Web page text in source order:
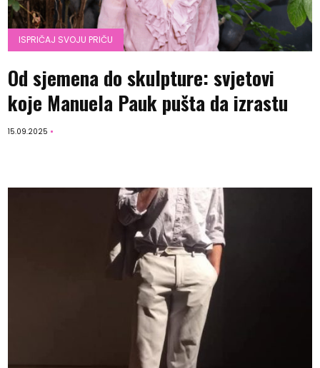
ISPRIČAJ SVOJU PRIČU
Od sjemena do skulpture: svjetovi
koje Manuela Pauk pušta da izrastu
15.09.2025